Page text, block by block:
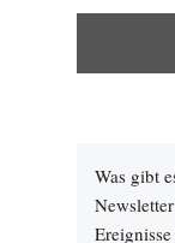
Was gibt